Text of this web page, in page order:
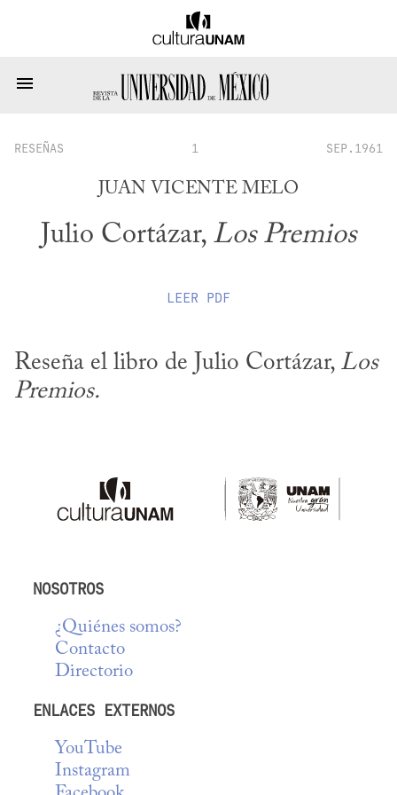
RESEÑAS 1 SEP.1961
JUAN VICENTE MELO
Julio Cortázar, Los Premios
LEER PDF
Reseña el libro de Julio Cortázar, Los
Premios.
NOSOTROS
¿Quiénes somos?
Contacto
Directorio
ENLACES EXTERNOS
YouTube
Instagram